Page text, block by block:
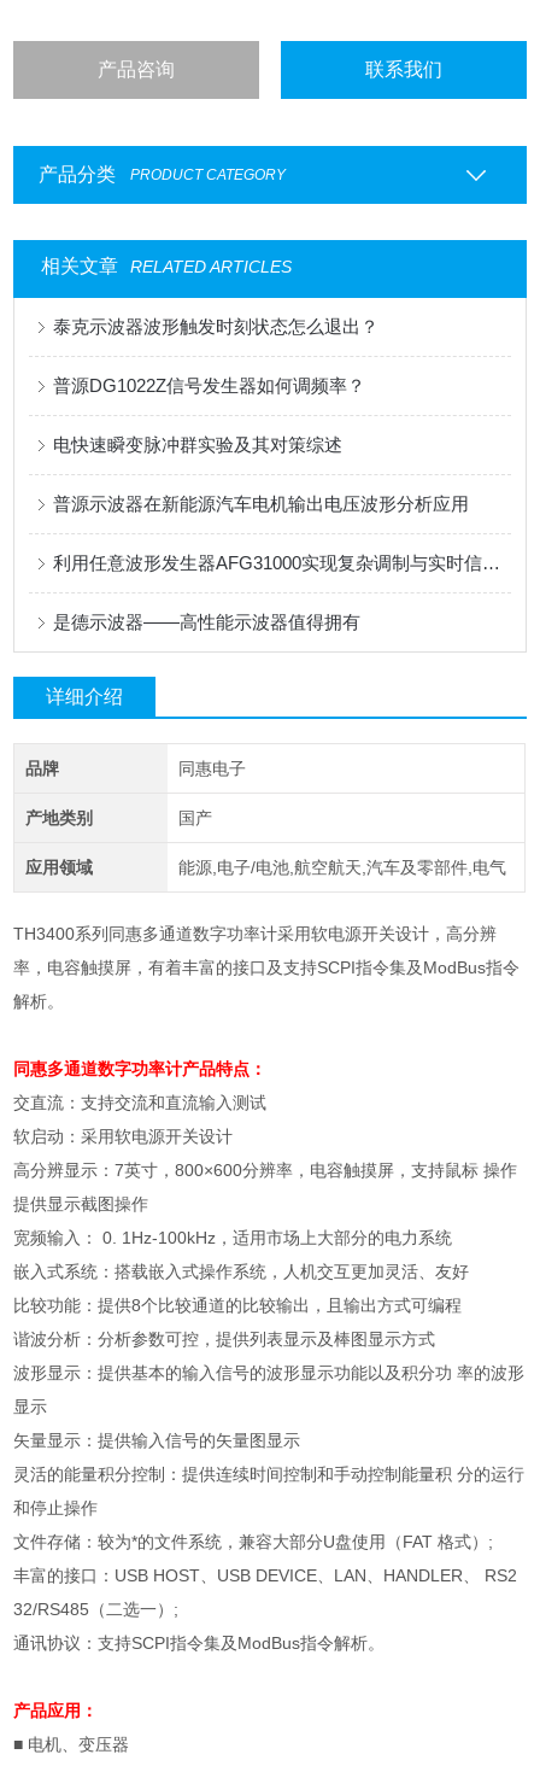
产品咨询 联系我们
产品分类 PRODUCT CATEGORY
相关文章 RELATED ARTICLES
泰克示波器波形触发时刻状态怎么退出？
普源DG1022Z信号发生器如何调频率？
电快速瞬变脉冲群实验及其对策综述
普源示波器在新能源汽车电机输出电压波形分析应用
利用任意波形发生器AFG31000实现复杂调制与实时信号仿真
是德示波器——高性能示波器值得拥有
详细介绍
品牌 同惠电子
产地类别 国产
应用领域 能源,电子/电池,航空航天,汽车及零部件,电气
TH3400系列同惠多通道数字功率计采用软电源开关设计，高分辨
率，电容触摸屏，有着丰富的接口及支持SCPI指令集及ModBus指令
解析。
同惠多通道数字功率计产品特点：
交直流：支持交流和直流输入测试
软启动：采用软电源开关设计
高分辨显示：7英寸，800×600分辨率，电容触摸屏，支持鼠标 操作
提供显示截图操作
宽频输入：
0. 1Hz-100kHz ，适用市场上大部分的电力系统
嵌入式系统：搭载嵌入式操作系统，人机交互更加灵活、友好
比较功能：提供8个比较通道的比较输出，且输出方式可编程
谐波分析：分析参数可控，提供列表显示及棒图显示方式
波形显示：提供基本的输入信号的波形显示功能以及积分功 率的波形
显示
矢量显示：提供输入信号的矢量图显示
灵活的能量积分控制：提供连续时间控制和手动控制能量积 分的运行
和停止操作
文件存储：较为*的文件系统，兼容大部分U盘使用（FAT格式） ;
丰富的接口： USB HOST USB DEVICE LAN HANDLER
RS2
32/RS485 （二选一） ;
通讯协议：支持SCPI指令集及ModBus指令解析。
产品应用：
■ 电机、变压器